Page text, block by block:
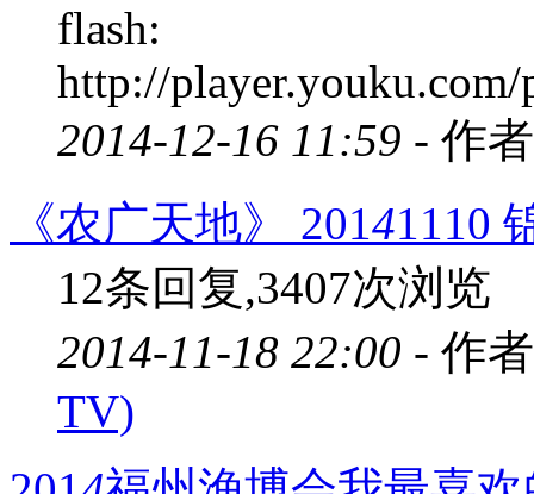
flash:
http://
2014-12-16 11:59 - 作
《农广天地》 20141110
12条回复,3407次浏览
2014-11-18 22:00 - 作
TV)